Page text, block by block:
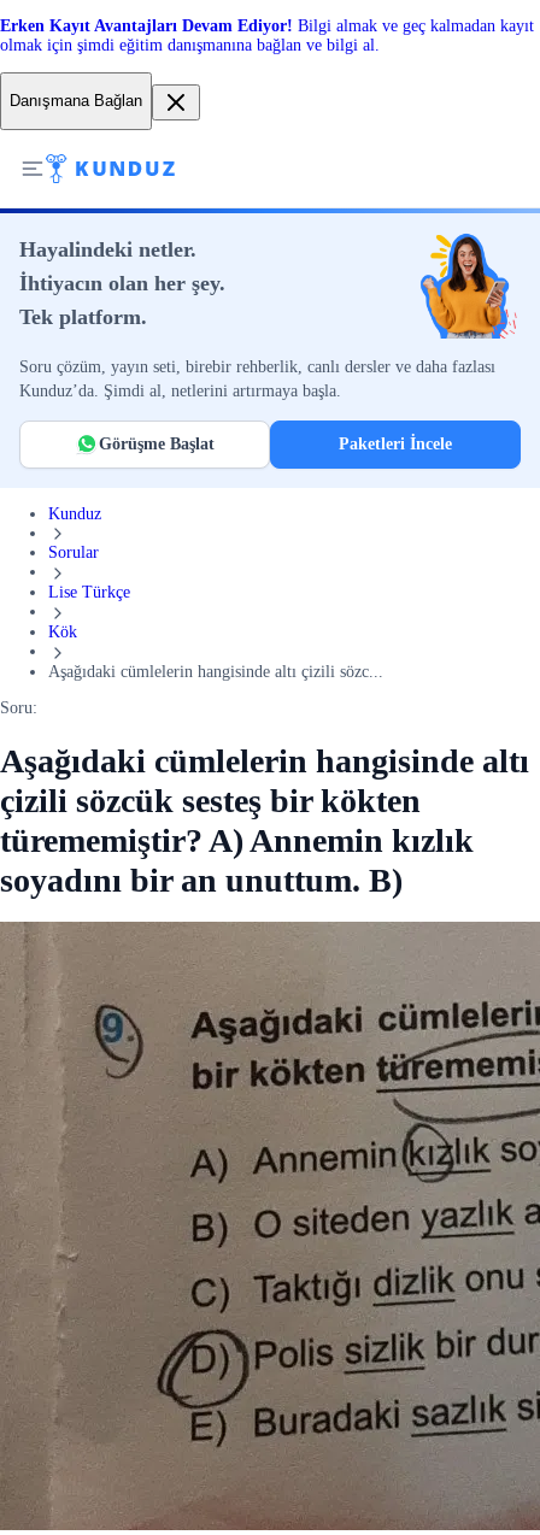
Erken Kayıt Avantajları Devam Ediyor! Bilgi almak ve geç kalmadan kayıt
olmak için şimdi eğitim danışmanına bağlan ve bilgi al.
Danışmana Bağlan
Hayalindeki netler.
İhtiyacın olan her şey.
Tek platform.
Soru çözüm, yayın seti, birebir rehberlik, canlı dersler ve daha fazlası
Kunduz’da. Şimdi al, netlerini artırmaya başla.
Görüşme Başlat Paketleri İncele
Kunduz
Sorular
Lise Türkçe
Kök
Aşağıdaki cümlelerin hangisinde altı çizili sözc...
Soru:
Aşağıdaki cümlelerin hangisinde altı
çizili sözcük sesteş bir kökten
türememiştir? A) Annemin kızlık
soyadını bir an unuttum. B)